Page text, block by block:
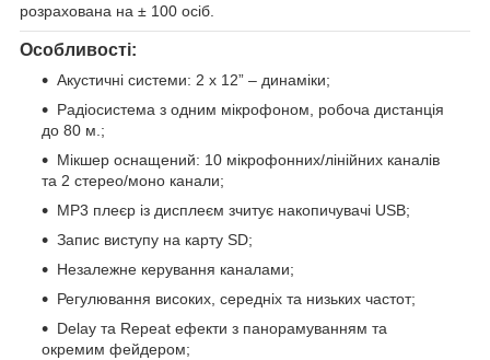
розрахована на ± 100 осіб.
Особливості:
Акустичні системи: 2 х 12” – динаміки;
Радіосистема з одним мікрофоном, робоча дистанція
до 80 м.;
Мікшер оснащений: 10 мікрофонних/лінійних каналів
та 2 стерео/моно канали;
MP3 плеєр із дисплеєм зчитує накопичувачі USB;
Запис виступу на карту SD;
Незалежне керування каналами;
Регулювання високих, середніх та низьких частот;
Delay та Repeat ефекти з панорамуванням та
окремим фейдером;